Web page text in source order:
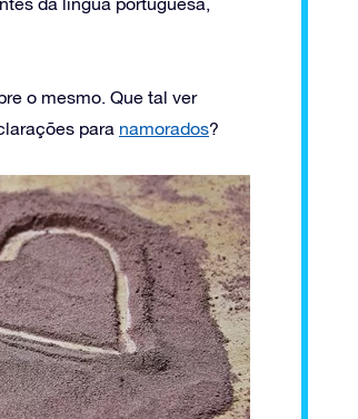
o mesmo. Que tal ver
para namorados?